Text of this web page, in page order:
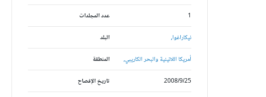
عدد المجلدات 1
البلد نيكاراغوا,
المنطقة أمريكا اللاتينية والبحر الكاريبي,
تاريخ الإفصاح 2008/9/25